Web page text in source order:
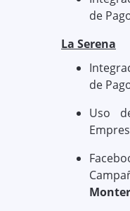
de
La Serena
de
Uso